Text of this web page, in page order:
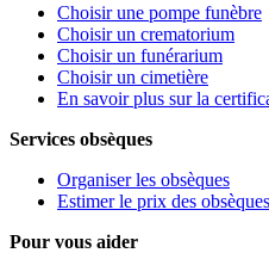
Choisir une pompe funèbre
Choisir un crematorium
Choisir un funérarium
Choisir un cimetière
En savoir plus sur la
Services obsèques
Organiser les obsèques
Estimer le prix des obsèques
Pour vous aider